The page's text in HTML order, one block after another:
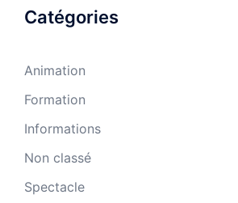
Catégories
Animation
Formation
Informations
Non classé
Spectacle